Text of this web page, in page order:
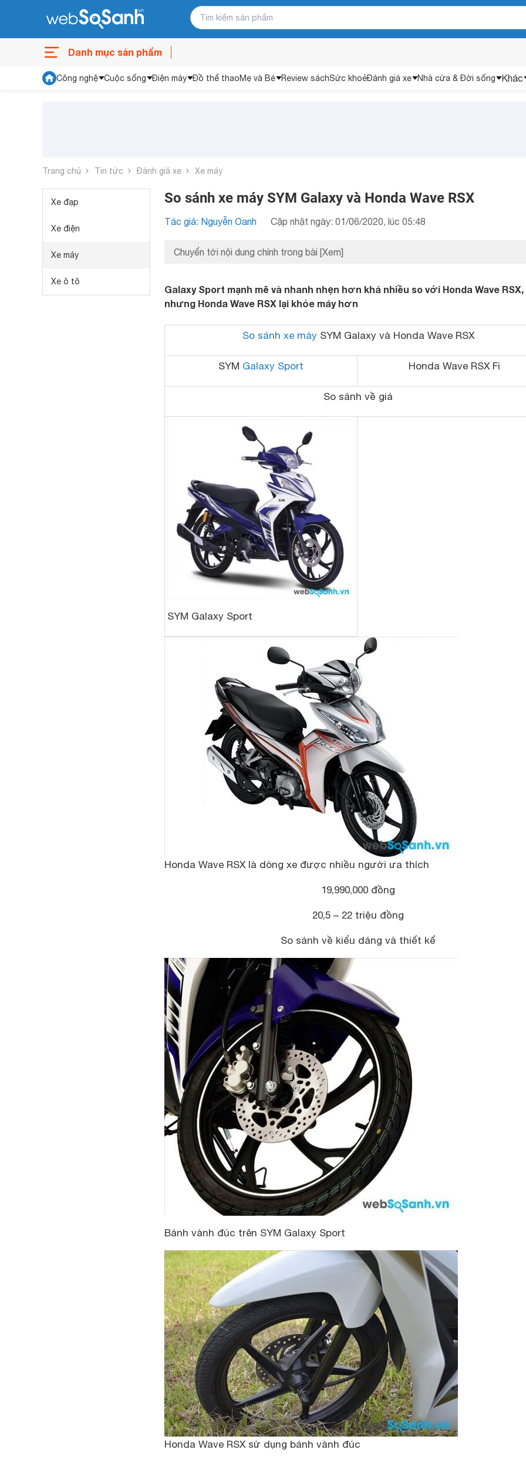
Danh mục sản phẩm
Công nghệ Cuộc sống Điện máy Đồ thể thaoMẹ và Bé Review sáchSức khoẻĐánh giá xe Nhà cửa & Đời sống Khác
Trang chủ Tin tức Đánh giá xe Xe máy
Xe đạp
Xe điện
Xe máy
Xe ô tô
So sánh xe máy SYM Galaxy và Honda Wave RSX
Tác giả: Nguyễn Oanh Cập nhật ngày: 01/06/2020, lúc 05:48
Chuyển tới nội dung chính trong bài [Xem]
Galaxy Sport mạnh mẽ và nhanh nhẹn hơn khá nhiều so với Honda Wave RSX,
nhưng Honda Wave RSX lại khỏe máy hơn
So sánh xe máySYM Galaxy và Honda Wave RSX
SYM Galaxy Sport Honda Wave RSX Fi
So sánh về giá
SYM Galaxy Sport
Honda Wave RSX là dòng xe được nhiều người ưa thích
19,990,000 đồng
20,5 – 22 triệu đồng
So sánh về kiểu dáng và thiết kế
Bánh vành đúc trên SYM Galaxy Sport
Honda Wave RSX sử dụng bánh vành đúc